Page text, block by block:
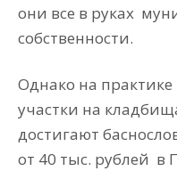
они все в руках
собственности.
Однако на
участки на
достигают
от 40 тыс. рублей в